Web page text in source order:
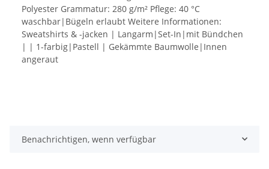
Polyester Grammatur: 280 g/m² Pflege: 40 °C
waschbar|Bügeln erlaubt Weitere Informationen:
Sweatshirts & -jacken | Langarm|Set-In|mit Bündchen
| | 1-farbig|Pastell | Gekämmte Baumwolle|Innen
angeraut
Benachrichtigen, wenn verfügbar